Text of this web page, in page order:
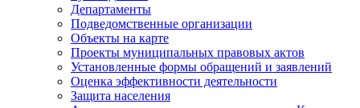
Департаменты
Подведомственные организации
Объекты на карте
Проекты муниципальных правовых актов
Установленные формы обращений и заявлений
Оценка эффективности деятельности
Защита населения